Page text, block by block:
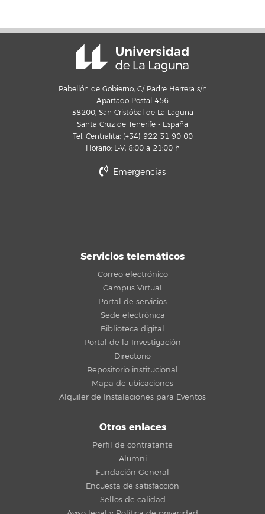
Pabellón de Gobierno, C/ Padre Herrera s/n
Apartado Postal 456
38200, San Cristóbal de La Laguna
Santa Cruz de Tenerife - España
Tel. Centralita: (+34) 922 31 90 00
Horario: L-V, 8:00 a 21:00 h
Emergencias
Servicios telemáticos
Correo electrónico
Campus Virtual
Portal de servicios
Sede electrónica
Biblioteca digital
Portal de la Investigación
Directorio
Repositorio institucional
Mapa de ubicaciones
Alquiler de Instalaciones para Eventos
Otros enlaces
Perfil de contratante
Alumni
Fundación General
Encuesta de satisfacción
Sellos de calidad